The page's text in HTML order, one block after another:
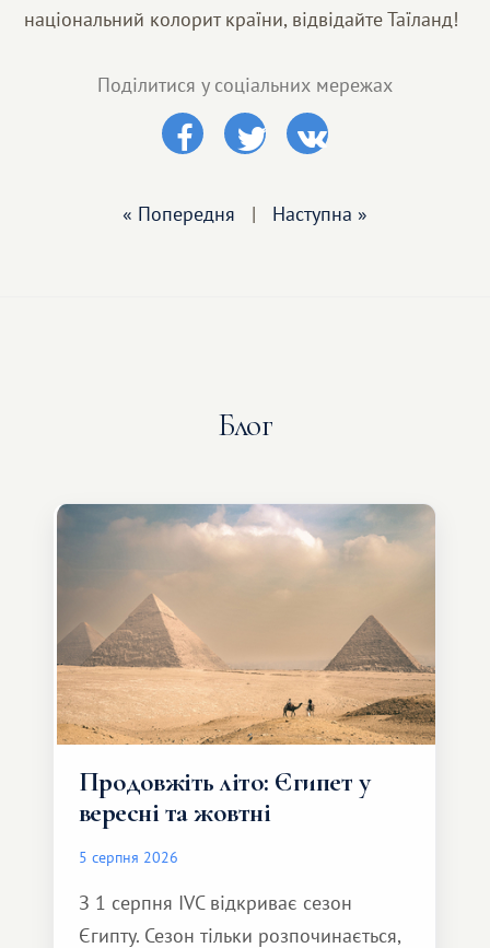
національний колорит країни, відвідайте Таїланд!
Поділитися у соціальних мережах
« Попередня | Наступна »
Блог
Продовжіть літо: Єгипет у
вересні та жовтні
5 серпня 2026
З 1 серпня IVC відкриває сезон
Єгипту. Сезон тільки розпочинається,